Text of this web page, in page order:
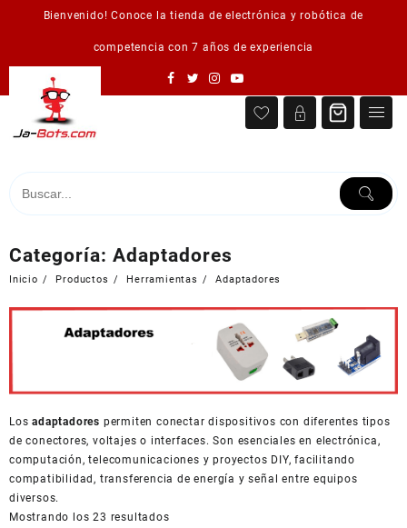
Bienvenido! Conoce la tienda de electrónica y robótica de
competencia con 7 años de experiencia
Categoría: Adaptadores
Inicio Productos Herramientas Adaptadores
Losadaptadores permiten conectar dispositivos con diferentes tipos
de conectores, voltajes o interfaces. Son esenciales en electrónica,
computación, telecomunicaciones y proyectos DIY, facilitando
compatibilidad, transferencia de energía y señal entre equipos
diversos.
Mostrando los 23 resultadosOrdenado